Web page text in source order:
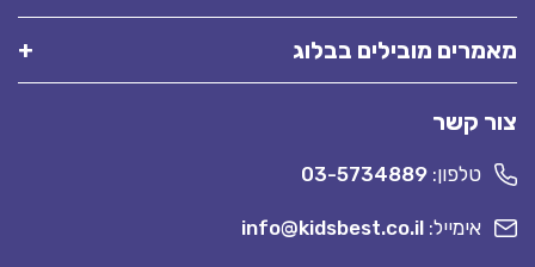
מאמרים מובילים בבלוג
צור קשר
טלפון: 03-5734889
אימייל: info@kidsbest.co.il